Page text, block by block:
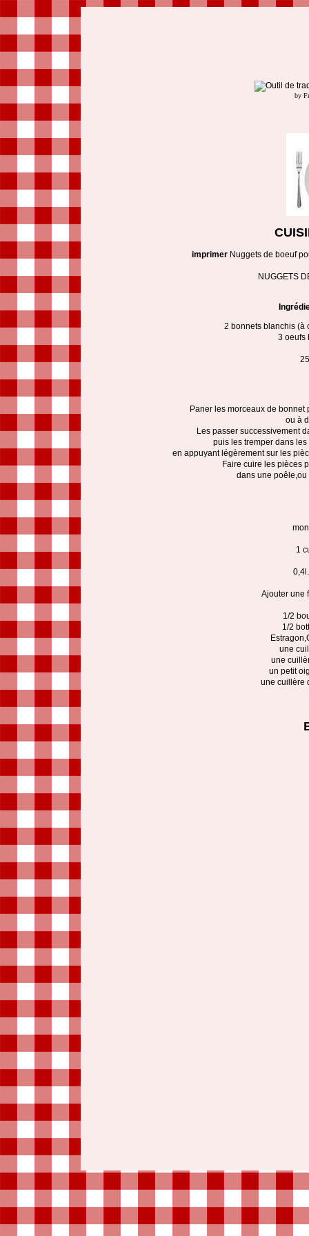
by
imprimer Nuggets de boeuf
NUGGETS
2 bonnets blanchis (à
3 oeufs
Paner les morceaux de
ou à
Les passer successivement
puis les tremper dans
en appuyant légèrement sur les
Faire cuire les pièces
dans une poêle,ou
1
Ajouter une
1/2
1/2
une
une
un petit
une cuillère